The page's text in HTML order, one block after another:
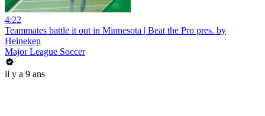
4:22
Teammates battle it out in Minnesota | Beat the Pro pres. by
Heineken
Major League Soccer
il y a 9 ans